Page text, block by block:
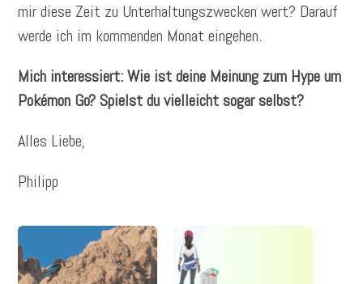
mir diese Zeit zu Unterhaltungszwecken wert? Darauf
werde ich im kommenden Monat eingehen.
Mich interessiert: Wie ist deine Meinung zum Hype um
Pokémon Go? Spielst du vielleicht sogar selbst?
Alles Liebe,
Philipp